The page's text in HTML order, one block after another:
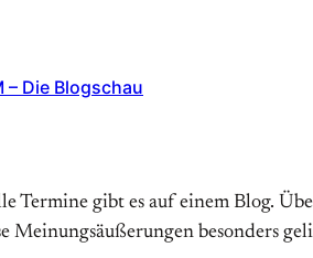
Die Blogschau
Termine gibt es auf einem Blog.
besonders